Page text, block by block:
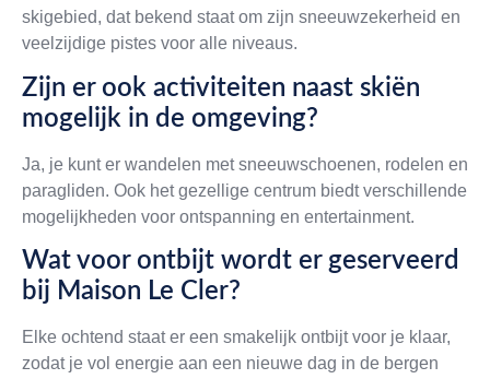
skigebied, dat bekend staat om zijn sneeuwzekerheid en
veelzijdige pistes voor alle niveaus.
Zijn er ook activiteiten naast skiën
mogelijk in de omgeving?
Ja, je kunt er wandelen met sneeuwschoenen, rodelen en
paragliden. Ook het gezellige centrum biedt verschillende
mogelijkheden voor ontspanning en entertainment.
Wat voor ontbijt wordt er geserveerd
bij Maison Le Cler?
Elke ochtend staat er een smakelijk ontbijt voor je klaar,
zodat je vol energie aan een nieuwe dag in de bergen